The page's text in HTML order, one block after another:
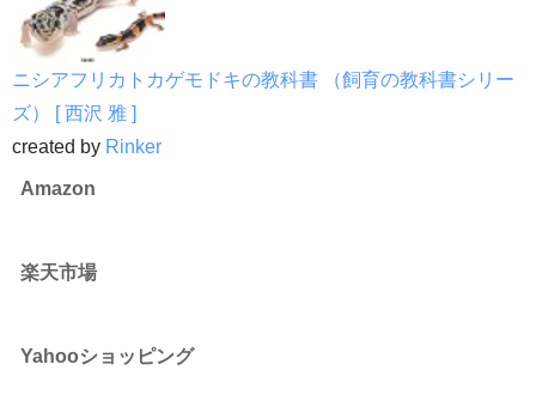
ニシアフリカトカゲモドキの教科書 （飼育の教科書シリー
ズ） [ 西沢 雅 ]
created by Rinker
Amazon
楽天市場
Yahooショッピング